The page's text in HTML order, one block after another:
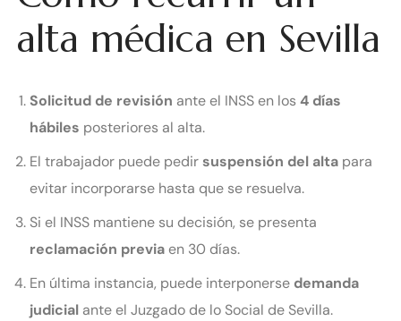
alta médica en Sevilla
Solicitud de revisión ante el INSS en los4 días
hábiles posteriores al alta.
El trabajador puede pedir suspensión del alta para
evitar incorporarse hasta que se resuelva.
Si el INSS mantiene su decisión, se presenta
reclamación previa en 30 días.
En última instancia, puede interponerse demanda
judicial ante el Juzgado de lo Social de Sevilla.